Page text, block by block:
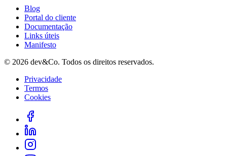
Blog
Portal do cliente
Documentação
Links úteis
Manifesto
© 2026 dev&Co. Todos os direitos reservados.
Privacidade
Termos
Cookies